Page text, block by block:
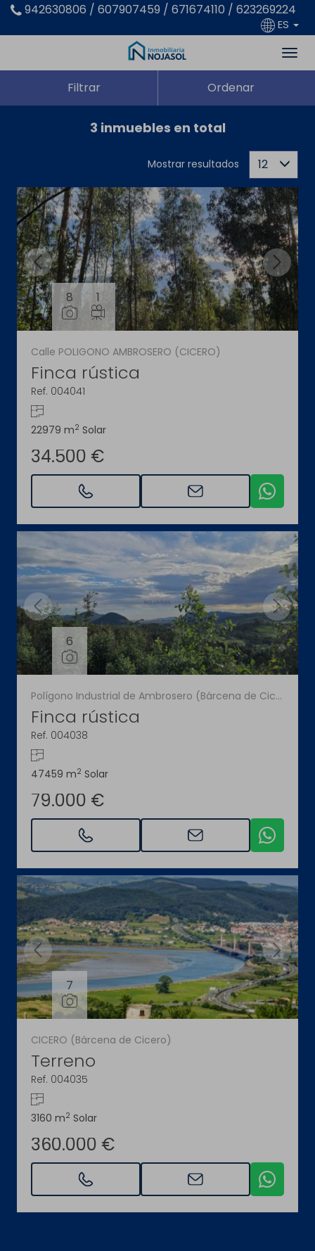
942630806 / 607907459 / 671674110 / 623269224
ES
Filtrar Ordenar
3 inmuebles en total
Mostrar resultados 12
8 1
Calle POLIGONO AMBROSERO (CICERO)
Finca rústica
Ref. 004041
22979 m2 Solar
34.500 €
6
Polígono Industrial de Ambrosero (Bárcena de Cicero)
Finca rústica
Ref. 004038
47459 m2 Solar
79.000 €
7
CICERO (Bárcena de Cicero)
Terreno
Ref. 004035
3160 m2 Solar
360.000 €